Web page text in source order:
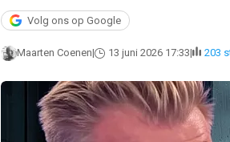
Volg ons op Google
Maarten Coenen 13 juni 2026 17:33 203